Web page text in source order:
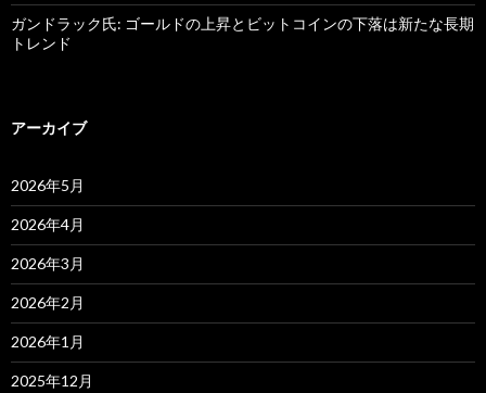
ガンドラック氏: ゴールドの上昇とビットコインの下落は新たな長期
トレンド
アーカイブ
2026年5月
2026年4月
2026年3月
2026年2月
2026年1月
2025年12月